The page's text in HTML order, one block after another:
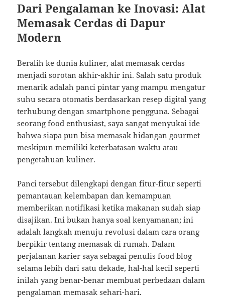
Dari Pengalaman ke Inovasi: Alat
Memasak Cerdas di Dapur
Modern
Beralih ke dunia kuliner, alat memasak cerdas
menjadi sorotan akhir-akhir ini. Salah satu produk
menarik adalah panci pintar yang mampu mengatur
suhu secara otomatis berdasarkan resep digital yang
terhubung dengan smartphone pengguna. Sebagai
seorang food enthusiast, saya sangat menyukai ide
bahwa siapa pun bisa memasak hidangan gourmet
meskipun memiliki keterbatasan waktu atau
pengetahuan kuliner.
Panci tersebut dilengkapi dengan fitur-fitur seperti
pemantauan kelembapan dan kemampuan
memberikan notifikasi ketika makanan sudah siap
disajikan. Ini bukan hanya soal kenyamanan; ini
adalah langkah menuju revolusi dalam cara orang
berpikir tentang memasak di rumah. Dalam
perjalanan karier saya sebagai penulis food blog
selama lebih dari satu dekade, hal-hal kecil seperti
inilah yang benar-benar membuat perbedaan dalam
pengalaman memasak sehari-hari.